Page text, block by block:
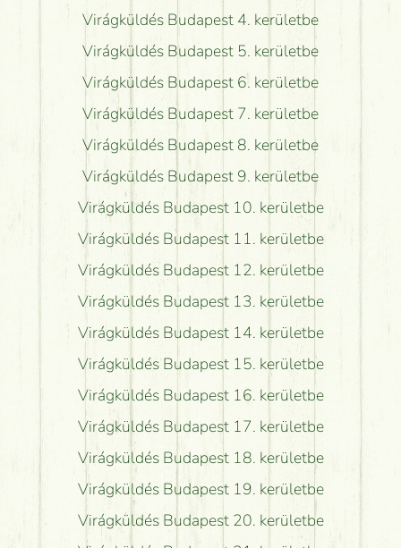
Virágküldés Budapest 4. kerületbe
Virágküldés Budapest 5. kerületbe
Virágküldés Budapest 6. kerületbe
Virágküldés Budapest 7. kerületbe
Virágküldés Budapest 8. kerületbe
Virágküldés Budapest 9. kerületbe
Virágküldés Budapest 10. kerületbe
Virágküldés Budapest 11. kerületbe
Virágküldés Budapest 12. kerületbe
Virágküldés Budapest 13. kerületbe
Virágküldés Budapest 14. kerületbe
Virágküldés Budapest 15. kerületbe
Virágküldés Budapest 16. kerületbe
Virágküldés Budapest 17. kerületbe
Virágküldés Budapest 18. kerületbe
Virágküldés Budapest 19. kerületbe
Virágküldés Budapest 20. kerületbe